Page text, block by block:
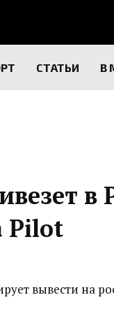
СТАТЬИ В
в
Pilot
вывести на